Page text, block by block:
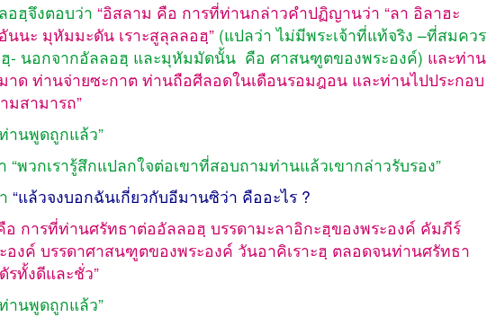
อฮฺจึงตอบว่า “อิสลาม คือ การที่ท่านกล่าวคำปฏิญานว่า “ลา อิลาฮะ
นนะ มุหัมมะดัน เราะสูลุลลอฮฺ” (แปลว่า ไม่มีพระเจ้าที่แท้จริง –ที่สมควร
ฮฺ- นอกจากอัลลอฮฺ และมุหัมมัดนั้น คือ ศาสนฑูตของพระองค์) และท่าน
าด ท่านจ่ายซะกาต ท่านถือศีลอดในเดือนรอมฎอน และท่านไปประกอบ
สามารถ”
านพูดถูกแล้ว”
“พวกเรารู้สึกแปลกใจต่อเขาที่สอบถามท่านแล้วเขากล่าวรับรอง”
“แล้วจงบอกฉันเกี่ยวกับอีมานซิว่า คืออะไร ?
อ การที่ท่านศรัทธาต่ออัลลอฮฺ บรรดามะลาอิกะฮฺของพระองค์ คัมภีร์
องค์ บรรดาศาสนฑูตของพระองค์ วันอาคิเราะฮฺ ตลอดจนท่านศรัทธา
รทั้งดีและชั่ว”
านพูดถูกแล้ว”